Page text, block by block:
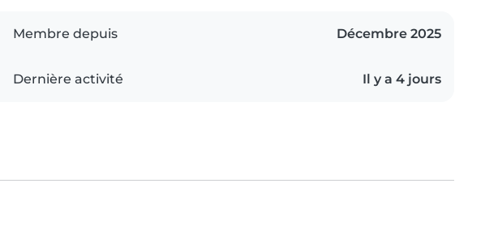
Membre depuis Décembre 2025
Dernière activité Il y a 4 jours